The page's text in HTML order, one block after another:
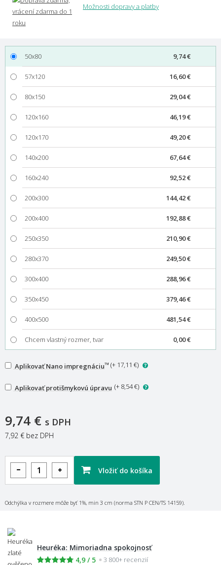
Možnosti dopravy a platby
50x80 9,74 €
57x120 16,60 €
80x150 29,04 €
120x160 46,19 €
120x170 49,20 €
140x200 67,64 €
160x240 92,52 €
200x300 144,42 €
200x400 192,88 €
250x350 210,90 €
280x370 249,50 €
300x400 288,96 €
350x450 379,46 €
400x500 481,54 €
Chcem vlastný rozmer, tvar 0,00 €
Aplikovať Nano impregnáciu™ (+ 17,11 €)
Aplikovať protišmykovú úpravu (+ 8,54 €)
9,74 € s DPH
7,92 € bez DPH
Vložiť do košíka
Odchýlka v rozmere môže byť 1%, min 3 cm (norma STN P CEN/TS 14159).
Heuréka: Mimoriadna spokojnosť
4,9 / 5
3 800+ recenzií